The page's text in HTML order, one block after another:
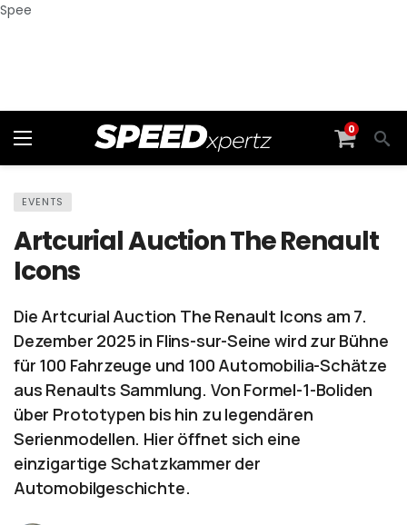
Spee
0
EVENTS
Artcurial Auction The Renault
Icons
Die Artcurial Auction The Renault Icons am 7.
Dezember 2025 in Flins-sur-Seine wird zur Bühne
für 100 Fahrzeuge und 100 Automobilia-Schätze
aus Renaults Sammlung. Von Formel-1-Boliden
über Prototypen bis hin zu legendären
Serienmodellen. Hier öffnet sich eine
einzigartige Schatzkammer der
Automobilgeschichte.